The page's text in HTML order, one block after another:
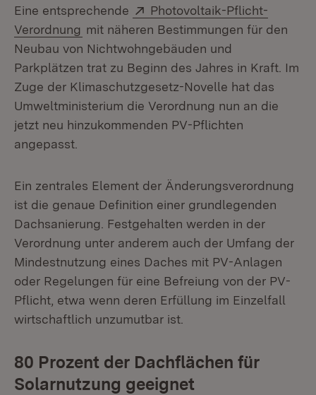
Eine entsprechende Extern:
Photovoltaik-Pflicht-
Verordnung (Öffnet in neuem Fenster)
mit näheren Bestimmungen für den
Neubau von Nichtwohngebäuden und
Parkplätzen trat zu Beginn des Jahres in Kraft. Im
Zuge der Klimaschutzgesetz-Novelle hat das
Umweltministerium die Verordnung nun an die
jetzt neu hinzukommenden PV-Pflichten
angepasst.
Ein zentrales Element der Änderungsverordnung
ist die genaue Definition einer grundlegenden
Dachsanierung. Festgehalten werden in der
Verordnung unter anderem auch der Umfang der
Mindestnutzung eines Daches mit PV-Anlagen
oder Regelungen für eine Befreiung von der PV-
Pflicht, etwa wenn deren Erfüllung im Einzelfall
wirtschaftlich unzumutbar ist.
80 Prozent der Dachflächen für
Solarnutzung geeignet